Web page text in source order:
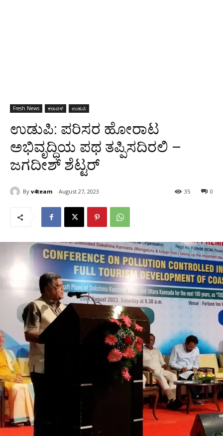
Fresh News ಕರಾವಳಿ ಉಡುಪಿ
ಉಡುಪಿ: ಪರಿಸರ ಹೋರಾಟ
ಅಭಿವೃದ್ಧಿಯ ಪಥ ತಪ್ಪಿಸದಿರಲಿ –
ಜಗದೀಶ್ ಶೆಟ್ಟರ್
By v4team August 27, 2023 0
35